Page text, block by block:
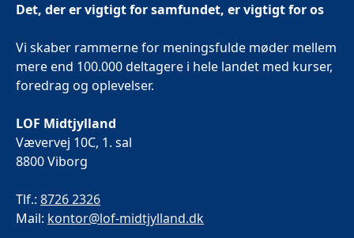
Det, der er vigtigt for samfundet, er vigtigt for os
Vi skaber rammerne for meningsfulde møder mellem
mere end 100.000 deltagere i hele landet med kurser,
foredrag og oplevelser.
LOF Midtjylland
Vævervej 10C, 1. sal
8800 Viborg
Tlf.: 8726 2326
Mail: kontor@lof-midtjylland.dk